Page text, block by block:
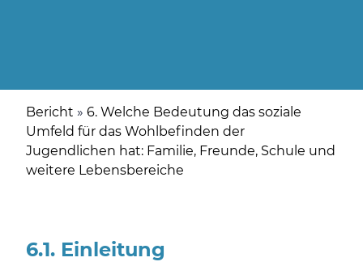
Bericht » 6. Welche Bedeutung das soziale
Umfeld für das Wohlbefinden der
Jugendlichen hat: Familie, Freunde, Schule und
weitere Lebensbereiche
6.1. Einleitung